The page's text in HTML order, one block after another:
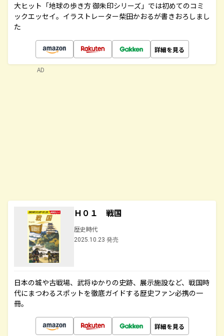
大ヒット「地球の歩き方 御朱印シリーズ」では初めてのコミ
ックエッセイ。イラストレーター柴田かおるが書きおろしまし
た
詳細を見る
Ｈ０１ 戦国
歴史時代
2025.10.23 発売
日本の城や古戦場、武将ゆかりの史跡、展示施設など、戦国時
代にまつわるスポットを徹底ガイドする歴史ファン必携の一
冊。
詳細を見る
AD